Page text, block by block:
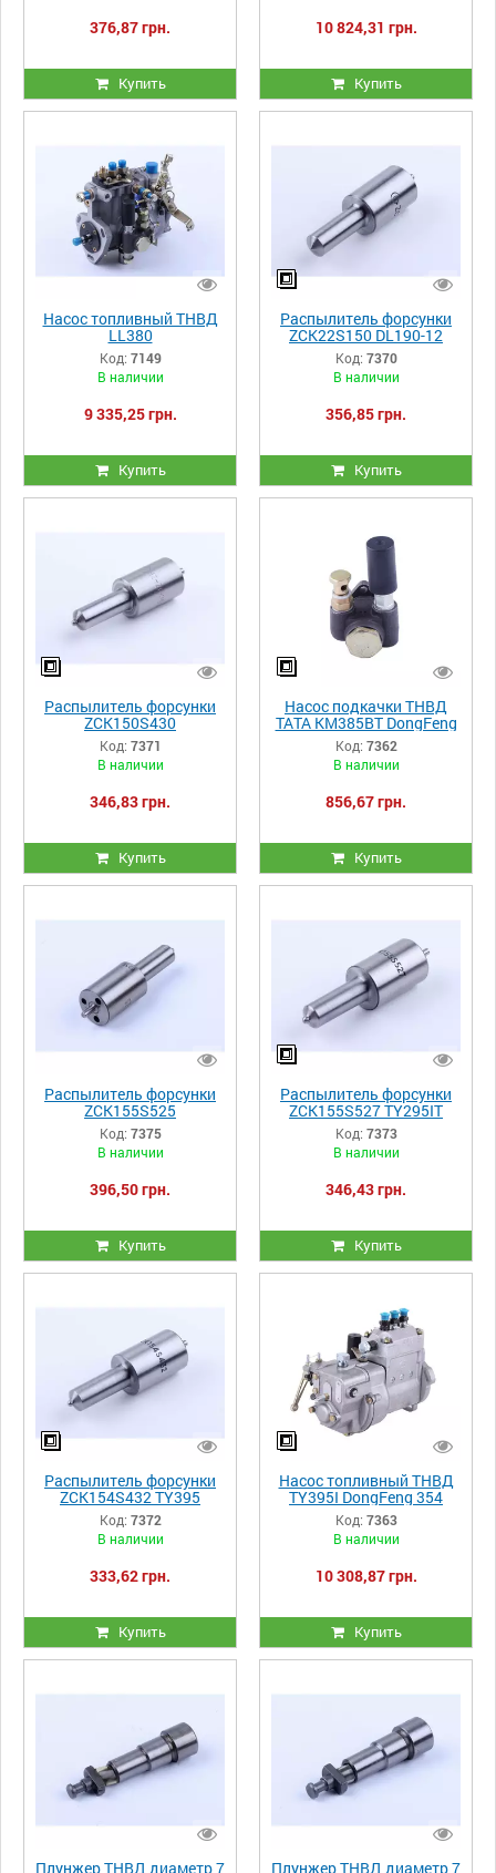
376,87 грн.
Купить
10 824,31 грн.
Купить
Насос топливный ТНВД
LL380
Код: 7149
В наличии
9 335,25 грн.
Купить
Распылитель форсунки
ZCK22S150 DL190-12
Xingtai 120
Код: 7370
В наличии
356,85 грн.
Купить
Распылитель форсунки
ZCK150S430
Код: 7371
В наличии
346,83 грн.
Купить
Насос подкачки ТНВД
ТАТА KM385BT DongFeng
244/240, Xingtai 180/244
Код: 7362
В наличии
856,67 грн.
Купить
Распылитель форсунки
ZCK155S525
Код: 7375
В наличии
396,50 грн.
Купить
Распылитель форсунки
ZCK155S527 TY295IT
Xingtai 220
Код: 7373
В наличии
346,43 грн.
Купить
Распылитель форсунки
ZCK154S432 TY395
Код: 7372
В наличии
333,62 грн.
Купить
Насос топливный ТНВД
TY395I DongFeng 354
Код: 7363
В наличии
10 308,87 грн.
Купить
Плунжер ТНВД диаметр 7 Плунжер ТНВД диаметр 7